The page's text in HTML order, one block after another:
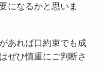
になるかと思いま
あれば口約束でも成
ぜひ慎重にご判断さ